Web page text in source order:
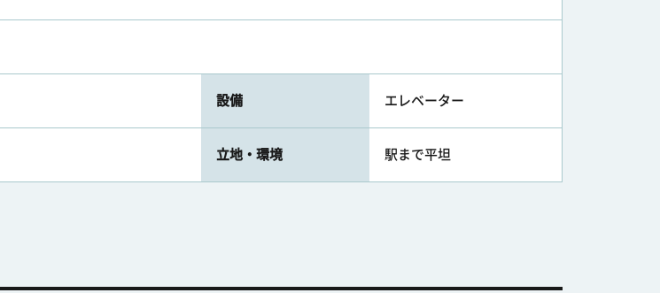
設備 エレベーター
立地・環境 駅まで平坦